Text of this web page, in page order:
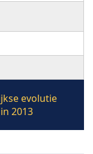
evolutie
2013